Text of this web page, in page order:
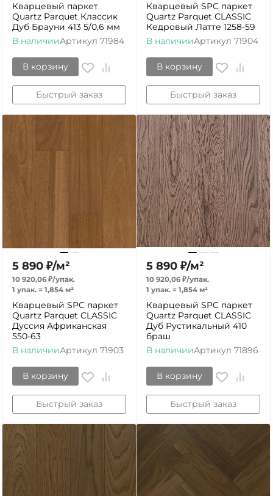
Кварцевый паркет
Quartz Parquet Классик
Дуб Брауни 413 5/0,6 мм
В наличииАртикул 71984
В корзину
Быстрый заказ
Кварцевый SPC паркет
Quartz Parquet CLASSIC
Кедровый Латте 1258-59
В наличииАртикул 71904
В корзину
Быстрый заказ
5 890 ₽/м²
10 920,06 ₽/упак.
1 упак. = 1,854 м²
Кварцевый SPC паркет
Quartz Parquet CLASSIC
Дуссия Африканская
550-63
В наличииАртикул 71903
В корзину
Быстрый заказ
5 890 ₽/м²
10 920,06 ₽/упак.
1 упак. = 1,854 м²
Кварцевый SPC паркет
Quartz Parquet CLASSIC
Дуб Рустикальный 410
браш
В наличииАртикул 71896
В корзину
Быстрый заказ